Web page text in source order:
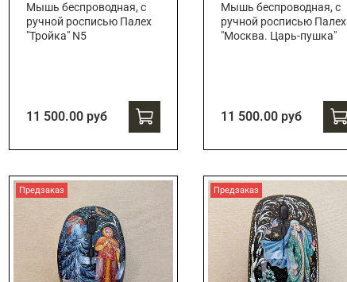
Мышь беспроводная, с
ручной росписью Палех
"Тройка" N5
11 500.00 руб
Мышь беспроводная, с
ручной росписью Палех
"Москва. Царь-пушка"
11 500.00 руб
Предзаказ Предзаказ